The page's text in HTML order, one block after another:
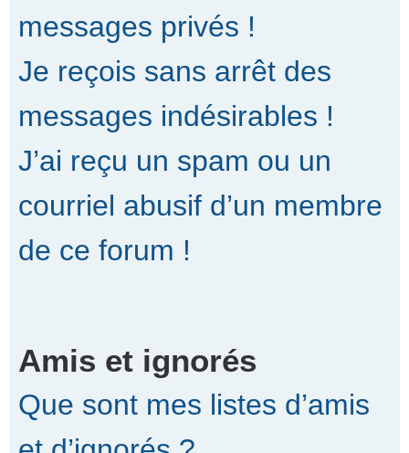
messages privés !
Je reçois sans arrêt des
messages indésirables !
J’ai reçu un spam ou un
courriel abusif d’un membre
de ce forum !
Amis et ignorés
Que sont mes listes d’amis